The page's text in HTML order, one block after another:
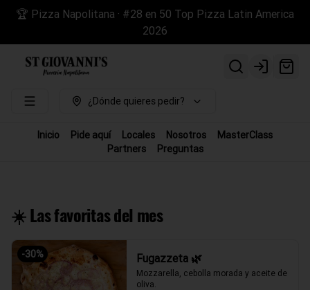
🏆 Pizza Napolitana · #28 en 50 Top Pizza Latin America
2026
Login
¿Dónde quieres pedir?
Inicio Pide aquí Locales Nosotros
MasterClass
Partners
Preguntas
☀️ Las favoritas del mes
-30% Fugazzeta 🌿
Mozzarella, cebolla morada y aceite de
oliva.